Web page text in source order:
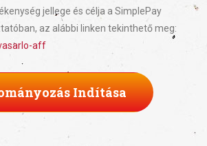
jellege és célja a SimplePay
az alábbi linken tekinthető meg:
aff
Indítása